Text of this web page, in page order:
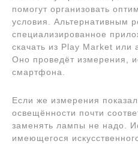
помогут организовать
условия. Альтернативным
специализированное
скачать из Play Market или
Оно проведёт измерения,
смартфона.
Если же измерения
освещённости почти
заменять лампы не надо.
имеющегося